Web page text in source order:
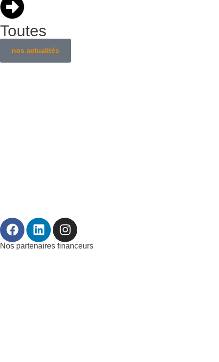
Toutes
nos actualités
Nos partenaires financeurs